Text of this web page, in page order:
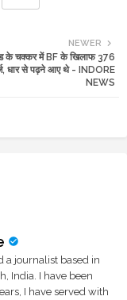
NEWER
के चक्कर में BF के खिलाफ 376
धार से पढ़ने आए थे - INDORE
NEWS
a journalist based in
India. I have been
I have served with